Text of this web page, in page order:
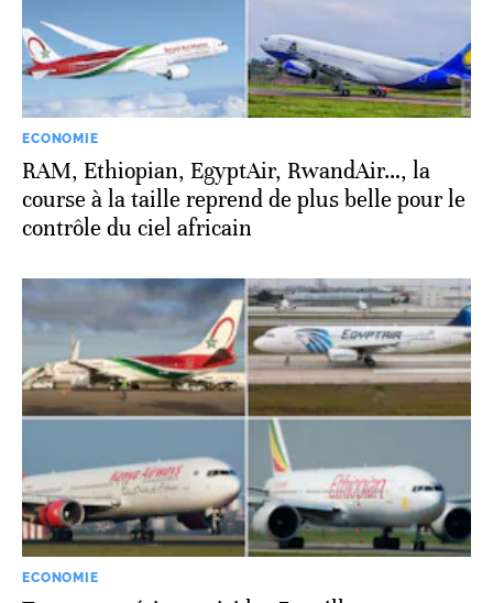
ECONOMIE
RAM, Ethiopian, EgyptAir, RwandAir…, la
course à la taille reprend de plus belle pour le
contrôle du ciel africain
ECONOMIE